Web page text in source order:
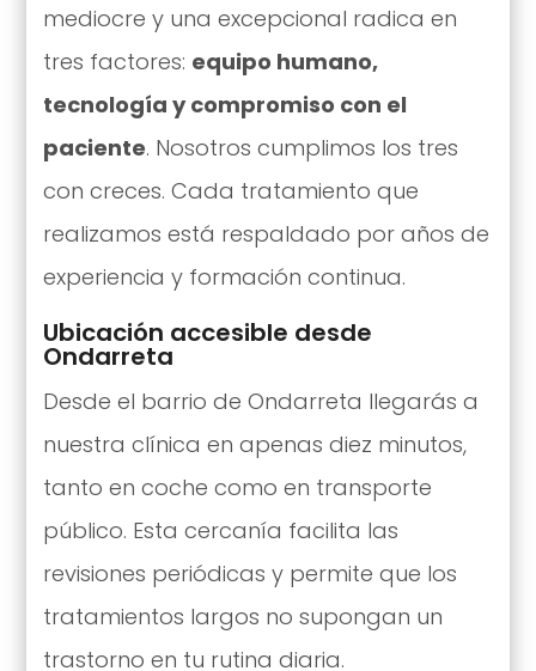
mediocre y una excepcional radica en
tres factores: equipo humano,
tecnología y compromiso con el
paciente. Nosotros cumplimos los tres
con creces. Cada tratamiento que
realizamos está respaldado por años de
experiencia y formación continua.
Ubicación accesible desde
Ondarreta
Desde el barrio de Ondarreta llegarás a
nuestra clínica en apenas diez minutos,
tanto en coche como en transporte
público. Esta cercanía facilita las
revisiones periódicas y permite que los
tratamientos largos no supongan un
trastorno en tu rutina diaria.